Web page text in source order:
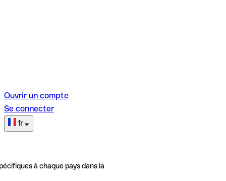
Ouvrir un compte
Se connecter
fr
à chaque pays dans la